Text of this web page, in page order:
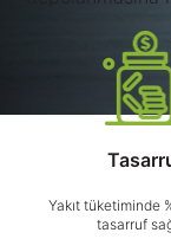
Yakıt tüketiminde
tasarruf